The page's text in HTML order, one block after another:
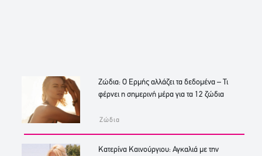
Ζώδια: Ο Ερμής αλλάζει τα δεδομένα – Τι
φέρνει η σημερινή μέρα για τα 12 ζώδια
Ζώδια
Κατερίνα Καινούργιου: Αγκαλιά με την